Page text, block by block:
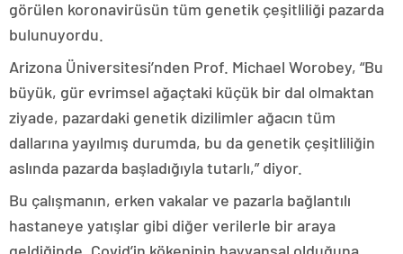
görülen koronavirüsün tüm genetik çeşitliliği pazarda
bulunuyordu.
Arizona Üniversitesi’nden Prof. Michael Worobey, “Bu
büyük, gür evrimsel ağaçtaki küçük bir dal olmaktan
ziyade, pazardaki genetik dizilimler ağacın tüm
dallarına yayılmış durumda, bu da genetik çeşitliliğin
aslında pazarda başladığıyla tutarlı,” diyor.
Bu çalışmanın, erken vakalar ve pazarla bağlantılı
hastaneye yatışlar gibi diğer verilerle bir araya
geldiğinde, Covid’in kökeninin hayvansal olduğuna